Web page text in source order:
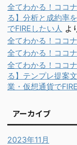
全てわかる！ココ
る】分析と成約率
でFIREしたい人 よ
全てわかる！ココ
全てわかる！ココ
全てわかる！ココ
る】テンプレ提案
業・仮想通貨で
アーカイブ
2023年11月